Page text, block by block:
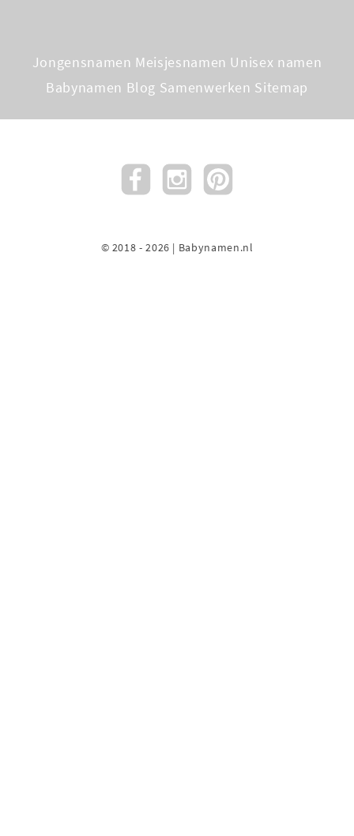
Jongensnamen Meisjesnamen Unisex namen
Babynamen Blog Samenwerken Sitemap
© 2018 - 2026 | Babynamen.nl